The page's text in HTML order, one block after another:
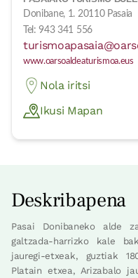
Donibane, 1. 20110 Pasaia
Tel: 943 341 556
www.oarsoaldeaturismoa.eus
Nola iritsi
Ikusi Mapan
Deskribapena
Pasai Donibaneko alde
galtzada-harrizko kale
jauregi-etxeak, guztiak
Platain etxea, Arizabalo